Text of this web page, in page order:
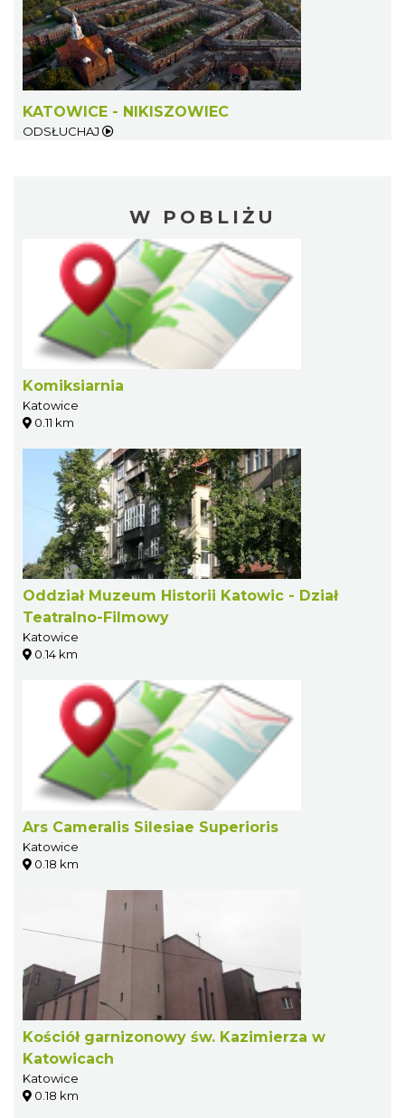
KATOWICE - NIKISZOWIEC
ODSŁUCHAJ
W POBLIŻU
Komiksiarnia
Katowice
0.11 km
Oddział Muzeum Historii Katowic - Dział
Teatralno-Filmowy
Katowice
0.14 km
Ars Cameralis Silesiae Superioris
Katowice
0.18 km
Kościół garnizonowy św. Kazimierza w
Katowicach
Katowice
0.18 km